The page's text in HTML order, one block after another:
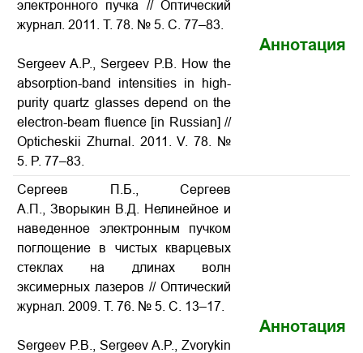
электронного пучка // Оптический
журнал. 2011. Т. 78. № 5. С. 77–83.
Sergeev A.P., Sergeev P.B. How the
absorption-band intensities in high-
purity quartz glasses depend on the
electron-beam fluence [in Russian] //
Opticheskii Zhurnal. 2011. V. 78. №
5. P. 77–83.
Аннотация
Сергеев П.Б., Сергеев
А.П., Зворыкин В.Д. Нелинейное и
наведенное электронным пучком
поглощение в чистых кварцевых
стеклах на длинах волн
эксимерных лазеров // Оптический
журнал. 2009. Т. 76. № 5. С. 13–17.
Sergeev P.B., Sergeev A.P., Zvorykin
Аннотация